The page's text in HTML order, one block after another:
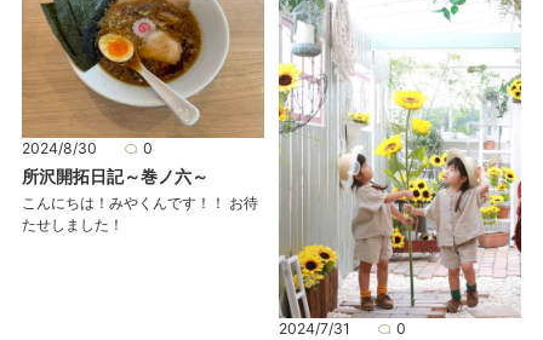
2024/8/30 0
所沢開拓日記～巻ノ六～
こんにちは！みやくんです！！ お待
たせしました！
2024/7/31 0